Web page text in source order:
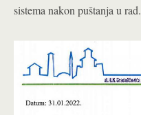
sistema nakon puštanja u rad.